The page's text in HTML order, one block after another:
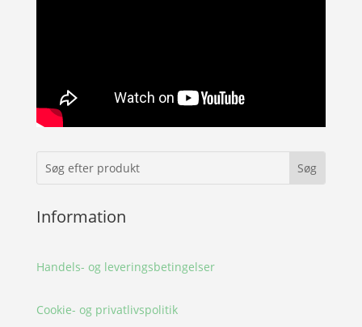
Information
Handels- og leveringsbetingelser
Cookie- og privatlivspolitik